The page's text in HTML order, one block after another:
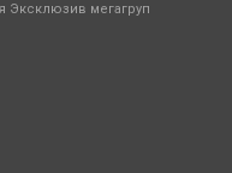
Эксклюзив мегагруп